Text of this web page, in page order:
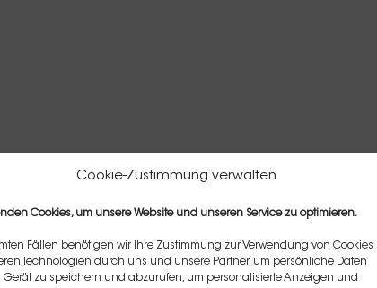
Cookie-Zustimmung verwalten
Cookies, um unsere Website und unseren Service zu optimieren.
Fällen benötigen wir Ihre Zustimmung zur Verwendung von Cookies
Technologien durch uns und unsere Partner, um persönliche Daten
Gerät zu speichern und abzurufen, um personalisierte Anzeigen und